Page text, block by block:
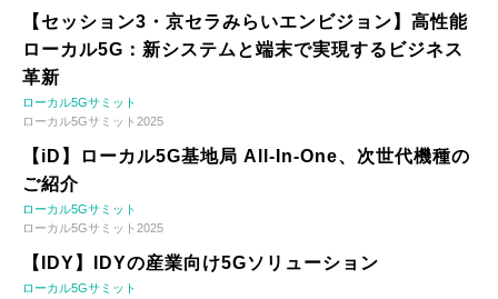
【セッション3・京セラみらいエンビジョン】高性能
ローカル5G：新システムと端末で実現するビジネス
革新
ローカル5Gサミット
ローカル5Gサミット2025
【iD】ローカル5G基地局 All-In-One、次世代機種の
ご紹介
ローカル5Gサミット
ローカル5Gサミット2025
【IDY】IDYの産業向け5Gソリューション
ローカル5Gサミット